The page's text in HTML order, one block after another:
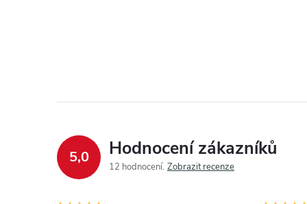
5,0 Hodnocení zákazníků
12 hodnocení Zobrazit recenze